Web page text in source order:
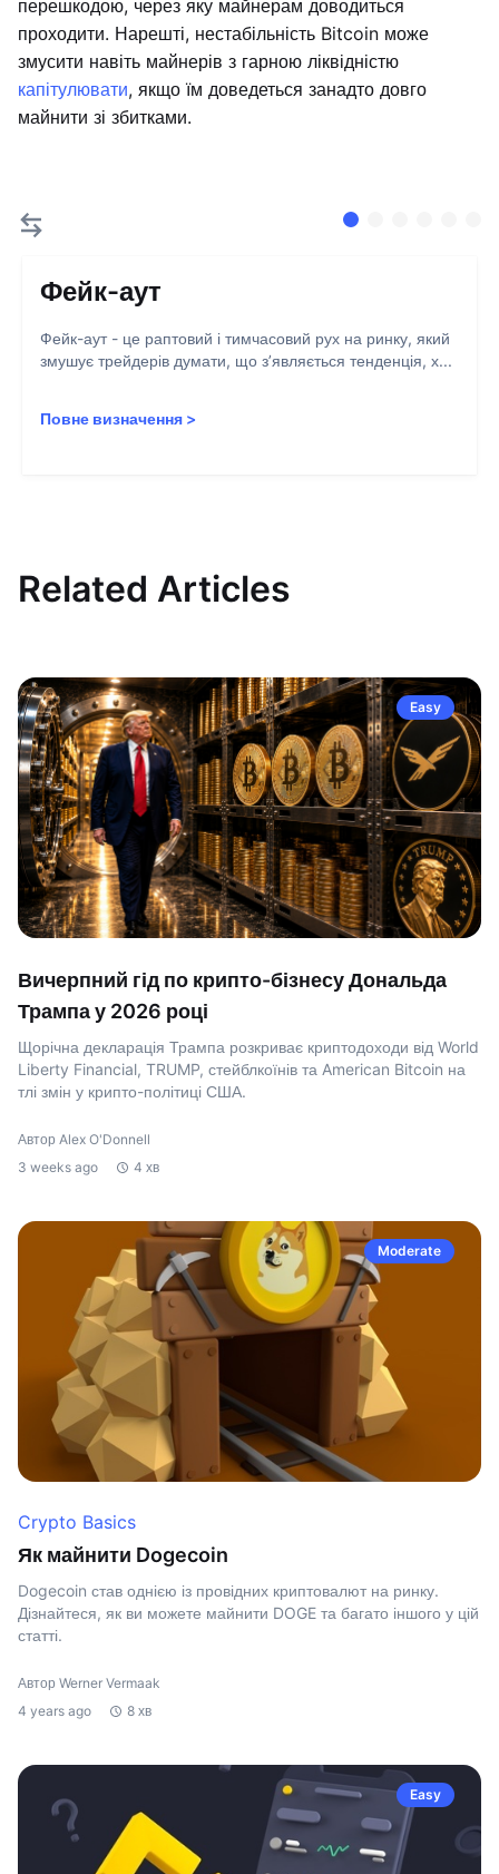
перешкодою, через яку майнерам доводиться
проходити. Нарешті, нестабільність Bitcoin може
змусити навіть майнерів з гарною ліквідністю
капітулювати, якщо їм доведеться занадто довго
майнити зі збитками.
Фейк-аут
Фейк-аут - це раптовий і тимчасовий рух на ринку, який
змушує трейдерів думати, що з’являється тенденція, х...
Повне визначення >
Related Articles
Easy
Вичерпний гід по крипто-бізнесу Дональда
Трампа у 2026 році
Щорічна декларація Трампа розкриває криптодоходи від World
Liberty Financial, TRUMP, стейблкоїнів та American Bitcoin на
тлі змін у крипто-політиці США.
Автор Alex O'Donnell
3 weeks ago
4 хв
Moderate
Crypto Basics
Як майнити Dogecoin
Dogecoin став однією із провідних криптовалют на ринку.
Дізнайтеся, як ви можете майнити DOGE та багато іншого у цій
статті.
Автор Werner Vermaak
4 years ago
8 хв
Easy